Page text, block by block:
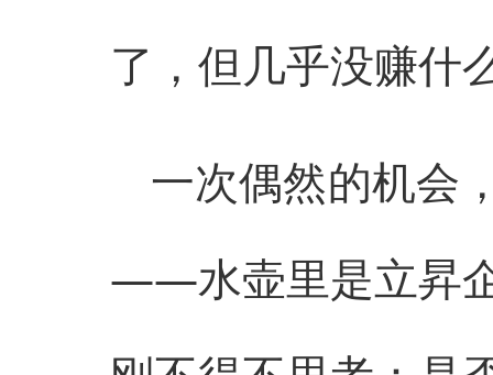
了，但几乎没赚什
一次偶然的机会
——水壶里是立昇